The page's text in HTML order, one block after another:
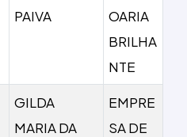
PAIVA
OARIA
BRILHA
NTE
GILDA
MARIA DA
EMPRE
SA DE